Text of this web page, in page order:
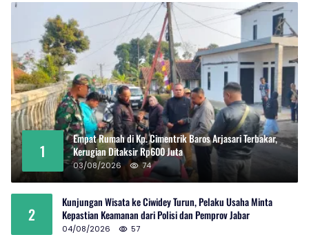
1
Empat Rumah di Kp. Cimentrik Baros Arjasari Terbakar,
Kerugian Ditaksir Rp600 Juta
03/08/2026 74
2
Kunjungan Wisata ke Ciwidey Turun, Pelaku Usaha Minta
Kepastian Keamanan dari Polisi dan Pemprov Jabar
04/08/2026 57